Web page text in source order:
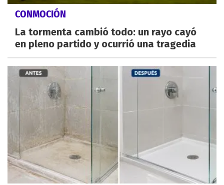
CONMOCIÓN
La tormenta cambió todo: un rayo cayó
en pleno partido y ocurrió una tragedia